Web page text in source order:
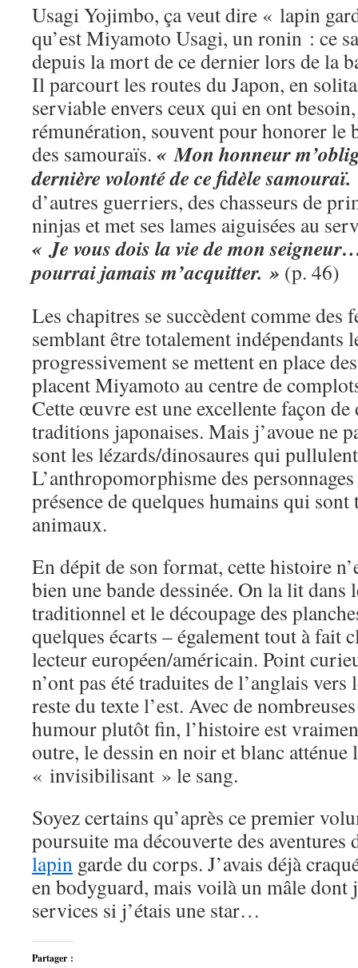
Usagi Yojimbo, ça veut dire « lapin
qu’est Miyamoto Usagi, un ronin : ce
depuis la mort de ce dernier lors de la
Il parcourt les routes du Japon, en
serviable envers ceux qui en ont
rémunération, souvent pour honorer le
des samouraïs. « Mon honneur
dernière volonté de ce fidèle
d’autres guerriers, des chasseurs de
ninjas et met ses lames aiguisées au
« Je vous dois la vie de mon
pourrai jamais m’acquitter. » (p. 46)
Les chapitres se succèdent comme des
semblant être totalement indépendants
progressivement se mettent en place
placent Miyamoto au centre de
Cette œuvre est une excellente façon
traditions japonaises. Mais j’avoue ne
sont les lézards/dinosaures qui
L’anthropomorphisme des personnages
présence de quelques humains qui sont
animaux.
En dépit de son format, cette histoire
bien une bande dessinée. On la lit dans
traditionnel et le découpage des
quelques écarts – également tout à fait
lecteur européen/américain. Point
n’ont pas été traduites de l’anglais
reste du texte l’est. Avec de
humour plutôt fin, l’histoire est
outre, le dessin en noir et blanc atténue
« invisibilisant » le sang.
Soyez certains qu’après ce premier
poursuite ma découverte des aventures
lapin garde du corps. J’avais déjà
en bodyguard, mais voilà un mâle dont
services si j’étais une star…
Partager :